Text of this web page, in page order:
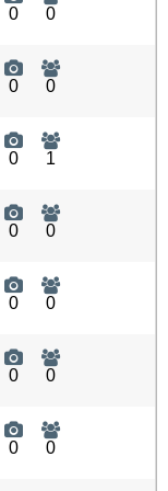
0 0
0 0
0 1
0 0
0 0
0 0
0 0